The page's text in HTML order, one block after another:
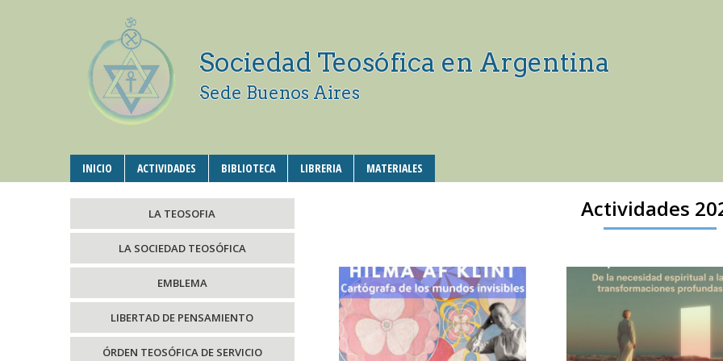
Sociedad Teosófica en Argentina
Sede Buenos Aires
INICIO ACTIVIDADES BIBLIOTECA LIBRERIA MATERIALES
LA TEOSOFIA
LA SOCIEDAD TEOSÓFICA
EMBLEMA
LIBERTAD DE PENSAMIENTO
ÓRDEN TEOSÓFICA DE SERVICIO
Actividades